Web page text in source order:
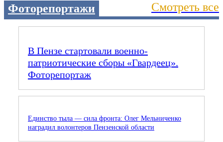
Фоторепортажи Смотреть все
В Пензе стартовали военно-
патриотические сборы «Гвардеец».
Фоторепортаж
Единство тыла — сила фронта: Олег Мельниченко
наградил волонтеров Пензенской области